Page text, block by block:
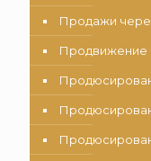
Продажи
Продвижение